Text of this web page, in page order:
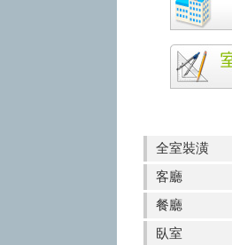
全室裝潢
客廳
餐廳
臥室